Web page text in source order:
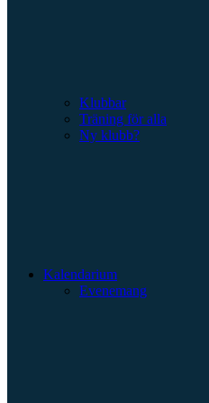
Klubbar
Träning för alla
Ny klubb?
Kalendarium
Evenemang